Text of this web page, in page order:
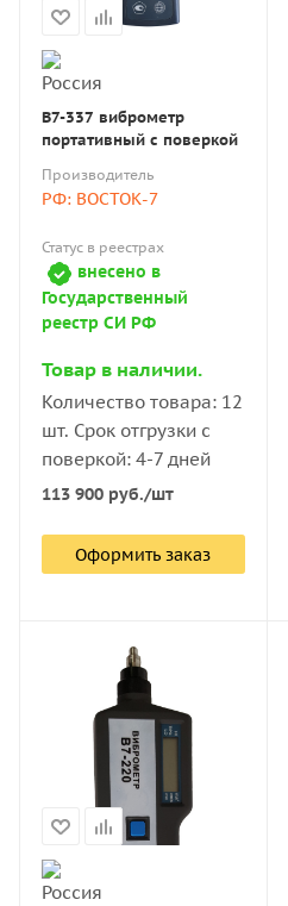
В7-337 виброметр
портативный с поверкой
Производитель
РФ: ВОСТОК-7
Статус в реестрах
внесено в
Государственный
реестр СИ РФ
Товар в наличии.
Количество товара: 12
шт. Срок отгрузки с
поверкой: 4-7 дней
113 900 руб./шт
Оформить заказ